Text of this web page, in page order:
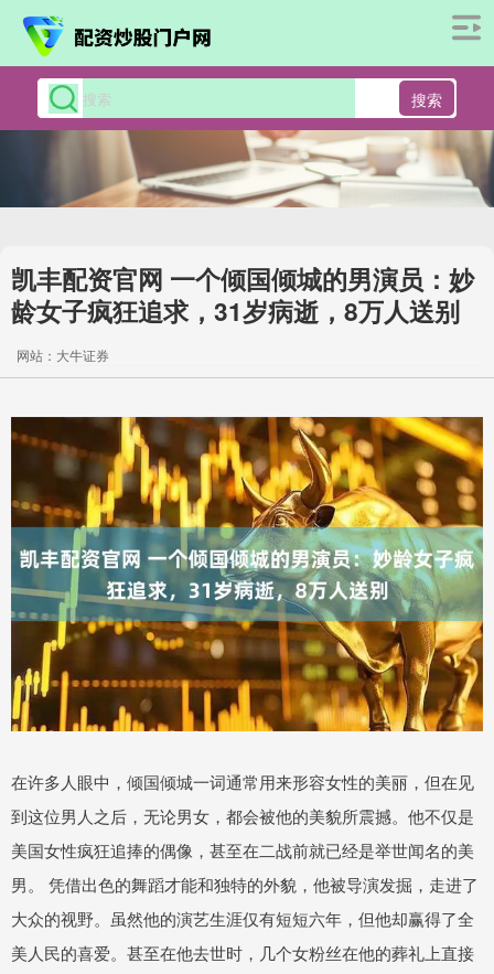
搜索
凯丰配资官网 一个倾国倾城的男演员：妙
龄女子疯狂追求，31岁病逝，8万人送别
网站：大牛证券
在许多人眼中，倾国倾城一词通常用来形容女性的美丽，但在见
到这位男人之后，无论男女，都会被他的美貌所震撼。他不仅是
美国女性疯狂追捧的偶像，甚至在二战前就已经是举世闻名的美
男。 凭借出色的舞蹈才能和独特的外貌，他被导演发掘，走进了
大众的视野。虽然他的演艺生涯仅有短短六年，但他却赢得了全
美人民的喜爱。甚至在他去世时，几个女粉丝在他的葬礼上直接